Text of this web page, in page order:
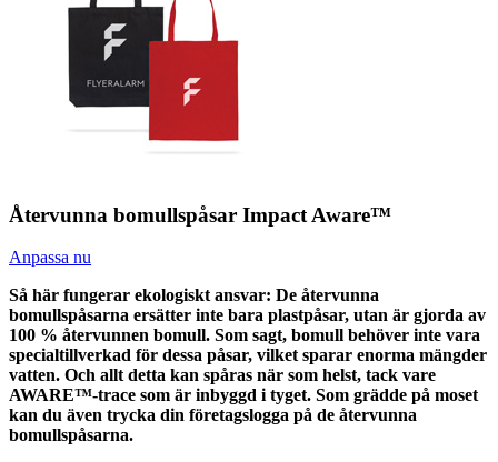
Återvunna bomullspåsar Impact Aware™
Anpassa nu
Så här fungerar ekologiskt ansvar: De återvunna
bomullspåsarna ersätter inte bara plastpåsar, utan är gjorda av
100 % återvunnen bomull. Som sagt, bomull behöver inte vara
specialtillverkad för dessa påsar, vilket sparar enorma mängder
vatten. Och allt detta kan spåras när som helst, tack vare
AWARE™-trace som är inbyggd i tyget. Som grädde på moset
kan du även trycka din företagslogga på de återvunna
bomullspåsarna.